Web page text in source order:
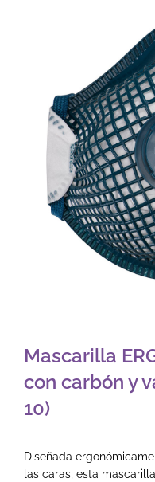
Mascarilla
con carbón y
10)
Diseñada
las caras, esta